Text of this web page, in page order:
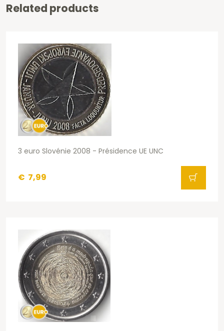
Related products
3 euro Slovénie 2008 - Présidence UE UNC
€ 7,99